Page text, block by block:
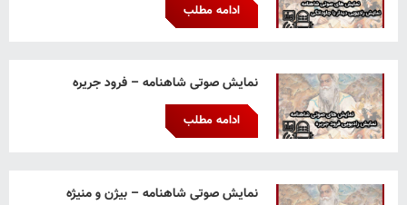
ادامه مطلب
نمایش صوتی شاهنامه – فرود جریره
ادامه مطلب
نمایش صوتی شاهنامه – بیژن و منیژه